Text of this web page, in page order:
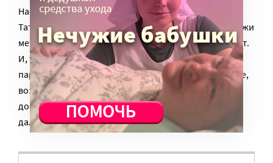
Нас поддерживает главный реабилитолог России
Татьяна Батышева. Она помогает нам в проекте «Лыжи
мечты» засвидетельствовать медицинский результат.
И, так как это – стартовая площадка для
паралимпийского спорта, у нас есть ребята, которые,
возможно, в будущем дойдут до каких-то высоких
достижений, и мы надеемся, что они будут расти и
дальше.